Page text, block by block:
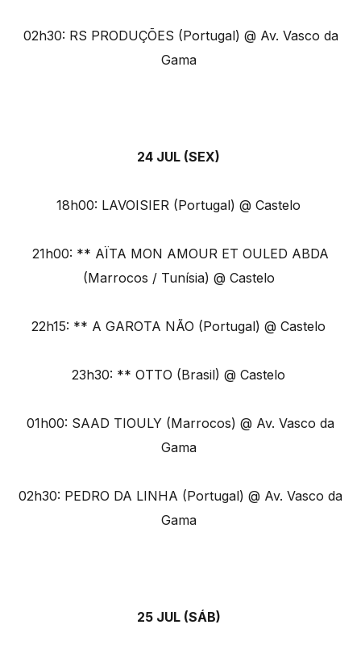
02h30: RS PRODUÇÕES (Portugal) @ Av. Vasco da
Gama
24 JUL (SEX)
18h00: LAVOISIER (Portugal) @ Castelo
21h00: ** AÏTA MON AMOUR ET OULED ABDA
(Marrocos / Tunísia) @ Castelo
22h15: ** A GAROTA NÃO (Portugal) @ Castelo
23h30: ** OTTO (Brasil) @ Castelo
01h00: SAAD TIOULY (Marrocos) @ Av. Vasco da
Gama
02h30: PEDRO DA LINHA (Portugal) @ Av. Vasco da
Gama
25 JUL (SÁB)